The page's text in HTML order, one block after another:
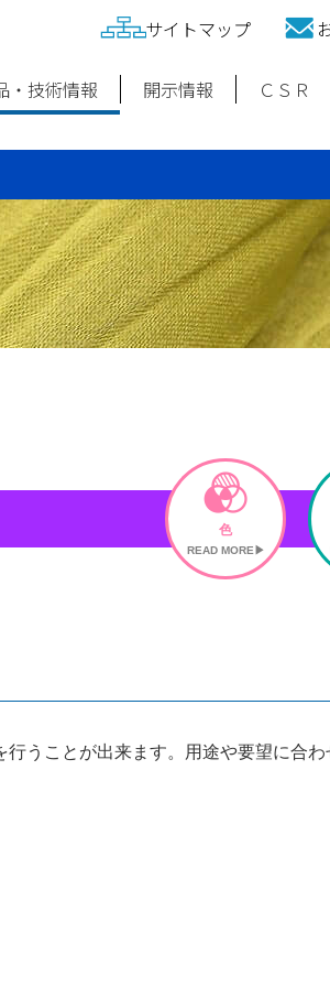
サイトマップ
・技術情報 開示情報 ＣＳＲ
色
READ MORE▶
うことが出来ます。用途や要望に合